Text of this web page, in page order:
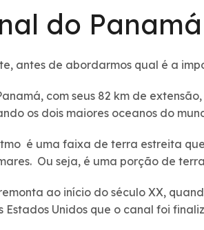
do Panamá
antes de abordarmos qual é a
com seus 82 km de
os dois maiores oceanos do
é uma faixa de terra estreita
Ou seja, é uma porção de
ao início do século XX,
Estados Unidos que o canal foi